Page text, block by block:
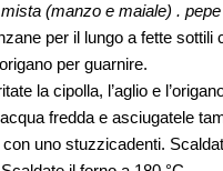
(manzo e maiale) .
per il lungo a fette
per guarnire.
la cipolla, l’aglio e
fredda e asciugatele
uno stuzzicadenti.